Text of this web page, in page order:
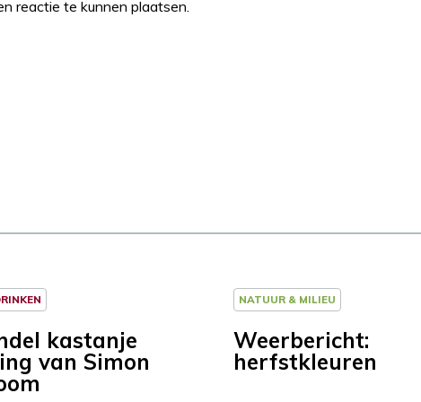
reactie te kunnen plaatsen.
kastanje
van Simon
NATUUR & MILIEU
Weerbericht:
herfstkleuren